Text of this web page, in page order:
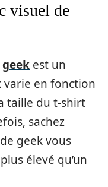
visuel de
geek est un
en fonction
taille du t-shirt
sachez
geek vous
élevé qu’un